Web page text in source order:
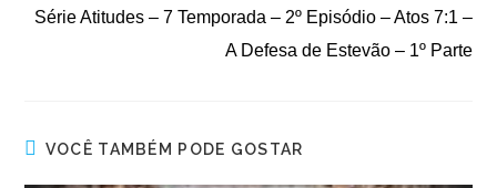
Série Atitudes – 7 Temporada – 2º Episódio – Atos 7:1 –
A Defesa de Estevão – 1º Parte
VOCÊ TAMBÉM PODE GOSTAR